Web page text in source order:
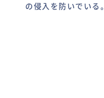
の侵入を防いでいる。